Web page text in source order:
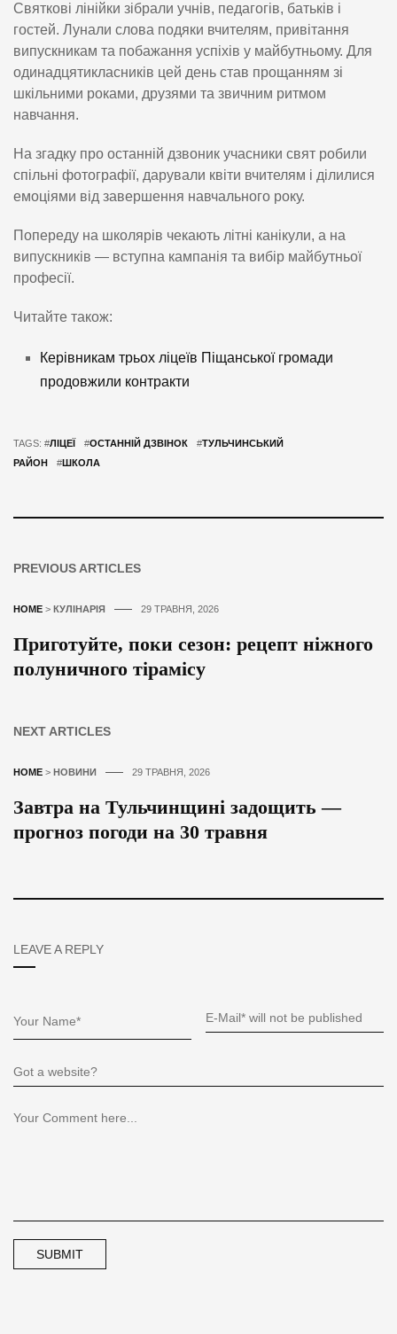
Святкові лінійки зібрали учнів, педагогів, батьків і
гостей. Лунали слова подяки вчителям, привітання
випускникам та побажання успіхів у майбутньому. Для
одинадцятикласників цей день став прощанням зі
шкільними роками, друзями та звичним ритмом
навчання.
На згадку про останній дзвоник учасники свят робили
спільні фотографії, дарували квіти вчителям і ділилися
емоціями від завершення навчального року.
Попереду на школярів чекають літні канікули, а на
випускників — вступна кампанія та вибір майбутньої
професії.
Читайте також:
Керівникам трьох ліцеїв Піщанської громади
продовжили контракти
TAGS: #ЛІЦЕЇ #ОСТАННІЙ ДЗВІНОК #ТУЛЬЧИНСЬКИЙ
РАЙОН
#ШКОЛА
PREVIOUS ARTICLES
HOME > КУЛІНАРІЯ 29 ТРАВНЯ, 2026
Приготуйте, поки сезон: рецепт ніжного
полуничного тірамісу
NEXT ARTICLES
HOME > НОВИНИ 29 ТРАВНЯ, 2026
Завтра на Тульчинщині задощить —
прогноз погоди на 30 травня
LEAVE A REPLY